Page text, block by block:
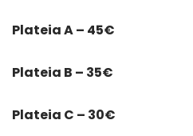
Plateia A – 45€
Plateia B – 35€
Plateia C – 30€